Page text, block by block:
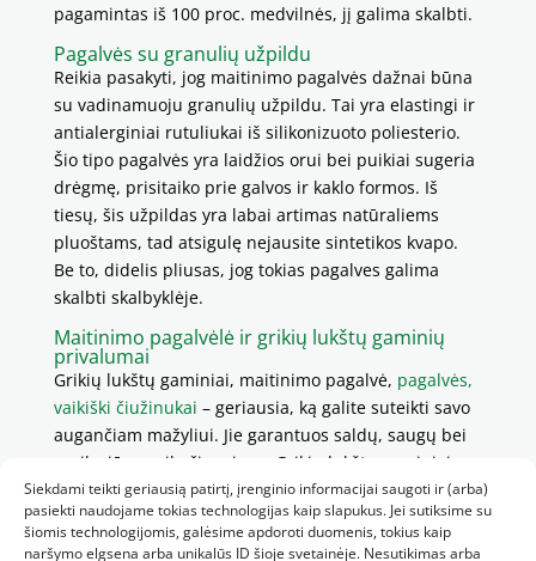
Siekdami teikti geriausią patirtį, įrenginio informacijai saugoti ir (arba)
pasiekti naudojame tokias technologijas kaip slapukus. Jei sutiksime su
šiomis technologijomis, galėsime apdoroti duomenis, tokius kaip
naršymo elgsena arba unikalūs ID šioje svetainėje. Nesutikimas arba
pagamintas iš 100 proc. medvilnės, jį galima skalbti.
Pagalvės su granulių užpildu
Reikia pasakyti, jog maitinimo pagalvės dažnai būna
su vadinamuoju granulių užpildu. Tai yra elastingi ir
antialerginiai rutuliukai iš silikonizuoto poliesterio.
Šio tipo pagalvės yra laidžios orui bei puikiai sugeria
drėgmę, prisitaiko prie galvos ir kaklo formos. Iš
tiesų, šis užpildas yra labai artimas natūraliems
pluoštams, tad atsigulę nejausite sintetikos kvapo.
Be to, didelis pliusas, jog tokias pagalves galima
skalbti skalbyklėje.
Maitinimo pagalvėlė ir grikių lukštų gaminių
privalumai
Grikių lukštų gaminiai, maitinimo pagalvė, pagalvės,
vaikiški čiužinukai – geriausia, ką galite suteikti savo
augančiam mažyliui. Jie garantuos saldų, saugų bei
sveiką jūsų vaikučio miegą. Grikių lukštų gaminiai yra
pralaidūs orui, tad mažylis nesuprakaituos. Juose
nesikaupia drėgmė, nes grikių lukštų gaminiai yra
atsparūs spaudimui, tad juose lieka oro tarpai ir